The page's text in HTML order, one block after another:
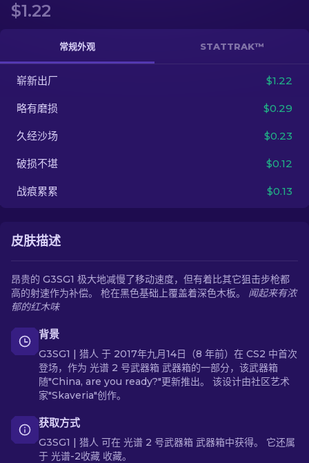
手套
武器箱
其他
$1.22
常规外观 STATTRAK™
崭新出厂 $1.22
略有磨损 $0.29
久经沙场 $0.23
破损不堪 $0.12
战痕累累 $0.13
皮肤描述
昂贵的 G3SG1 极大地减慢了移动速度，但有着比其它狙击步枪都
高的射速作为补偿。 枪在黑色基础上覆盖着深色木板。 闻起来有浓
郁的红木味
背景
G3SG1 | 猎人 于 2017年九月14日（8 年前）在 CS2 中首次
登场，作为 光谱 2 号武器箱 武器箱的一部分，该武器箱
随"China, are you ready?"更新推出。 该设计由社区艺术
家"Skaveria"创作。
获取方式
G3SG1 | 猎人 可在 光谱 2 号武器箱 武器箱中获得。 它还属
于 光谱-2收藏 收藏。